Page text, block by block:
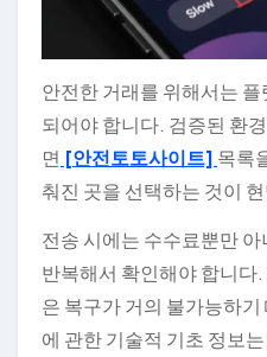
안전한 거래를 위해서는
되어야 합니다. 검증된 환
면 [안전토토사이트] 목록
춰진 곳을 선택하는 것이
전송 시에는 수수료뿐만
반복해서 확인해야 합니다
은 복구가 거의 불가능하
에 관한 기술적 기초 정보는